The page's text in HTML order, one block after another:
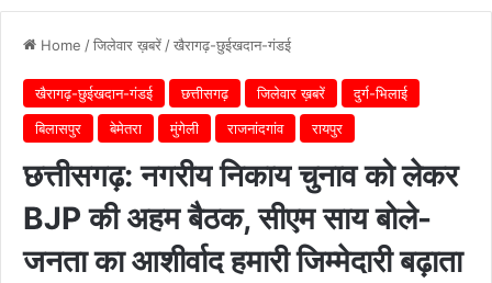
Home /जिलेवार ख़बरें /खैरागढ़-छुईखदान-गंडई
खैरागढ़-छुईखदान-गंडई छत्तीसगढ़ जिलेवार ख़बरें
दुर्ग-भिलाई
बिलासपुर
बेमेतरा मुंगेली राजनांदगांव रायपुर
छत्तीसगढ़: नगरीय निकाय चुनाव को लेकर
BJP की अहम बैठक, सीएम साय बोले-
जनता का आशीर्वाद हमारी जिम्मेदारी बढ़ाता